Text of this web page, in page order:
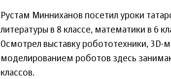
Рустам Минниханов посетил уроки
литературы в 8 классе, математики в 6
Осмотрел выставку робототехники, 3D-
моделированием роботов здесь
классов.